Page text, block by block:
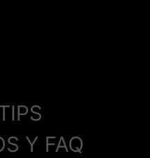
Y FAQ